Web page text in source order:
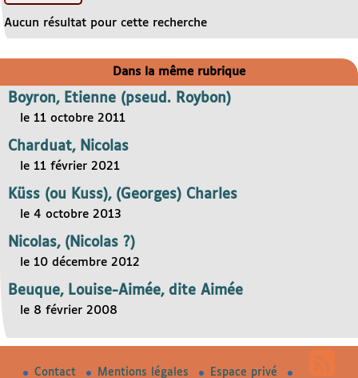
Aucun résultat pour cette recherche
Dans la même rubrique
Boyron, Etienne (pseud. Roybon)
le 11 octobre 2011
Charduat, Nicolas
le 11 février 2021
Küss (ou Kuss), (Georges) Charles
le 4 octobre 2013
Nicolas, (Nicolas ?)
le 10 décembre 2012
Beuque, Louise-Aimée, dite Aimée
le 8 février 2008
Contact Mentions légales Espace privé